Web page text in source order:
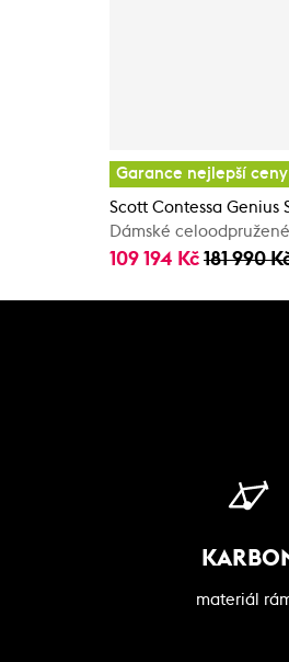
Garance nejlepší ceny
Scott Contessa Genius
109 194 Kč 181 990
materiál